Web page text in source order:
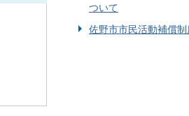
ついて
佐野市市民活動補償